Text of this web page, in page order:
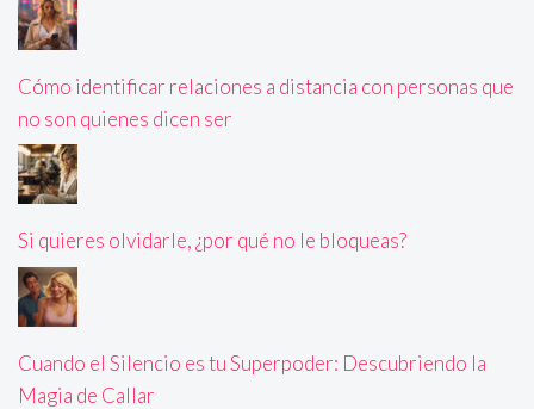
Cómo identificar relaciones a distancia con personas que
no son quienes dicen ser
Si quieres olvidarle, ¿por qué no le bloqueas?
Cuando el Silencio es tu Superpoder: Descubriendo la
Magia de Callar